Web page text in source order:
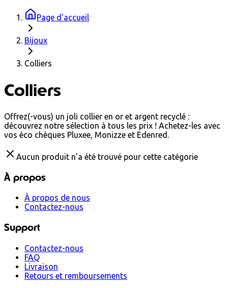
Page d'accueil
Bijoux
Colliers
Colliers
Offrez(-vous) un joli collier en or et argent recyclé :
découvrez notre sélection à tous les prix ! Achetez-les avec
vos éco chèques Pluxee, Monizze et Edenred.
Aucun produit n'a été trouvé pour cette catégorie
À propos
À propos de nous
Contactez-nous
Support
Contactez-nous
FAQ
Livraison
Retours et remboursements